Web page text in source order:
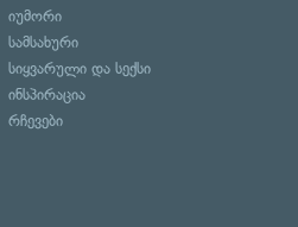
იუმორი
სამსახური
სიყვარული და სექსი
ინსპირაცია
რჩევები